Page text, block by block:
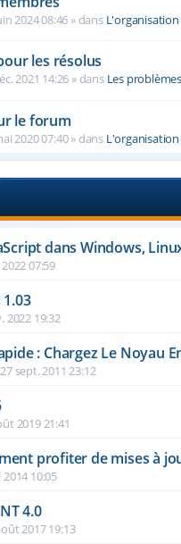
2024 08:46 » dans
les résolus
2021 14:26 » dans Les
le forum
2020 07:40» dans
dans Windows,
07:59
2022 19:32
: Chargez Le Noyau
sept. 2011 23:12
2019 21:41
profiter de mises à
10:05
4.0
2017 19:13